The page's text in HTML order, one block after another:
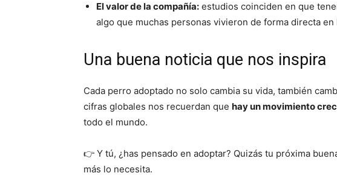
El valor de la compañía: estudios coinciden en que
algo que muchas personas vivieron de forma directa en
Una buena noticia que nos inspira
Cada perro adoptado no solo cambia su vida, también
cifras globales nos recuerdan que hay un movimiento
todo el mundo.
👉 Y tú, ¿has pensado en adoptar? Quizás tu próxima
más lo necesita.